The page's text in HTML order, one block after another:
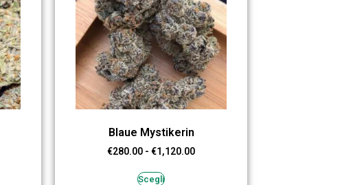
Blaue Mystikerin
€280.00 - €1,120.00
Scegli